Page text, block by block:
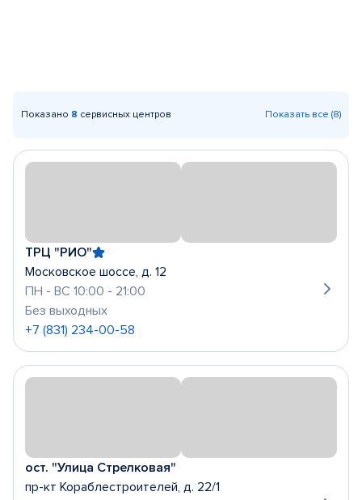
Показано 8 сервисных центров Показать все (8)
ТРЦ "РИО"
Московское шоссе, д. 12
ПН - ВС 10:00 - 21:00
Без выходных
+7 (831) 234-00-58
ост. "Улица Стрелковая"
пр-кт Кораблестроителей, д. 22/1